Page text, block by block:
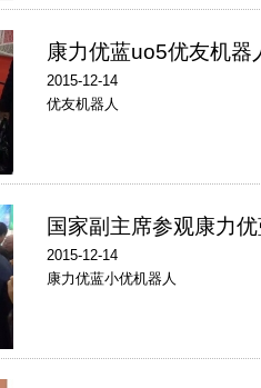
康力优蓝uo5优友机器
2015-12-14
优友机器人
国家副主席参观康力
2015-12-14
康力优蓝小优机器人